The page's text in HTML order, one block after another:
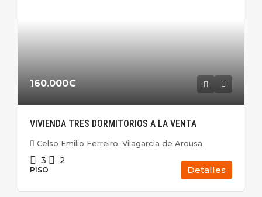
160.000€
VIVIENDA TRES DORMITORIOS A LA VENTA
Celso Emilio Ferreiro. Vilagarcia de Arousa
3 2
PISO Detalles